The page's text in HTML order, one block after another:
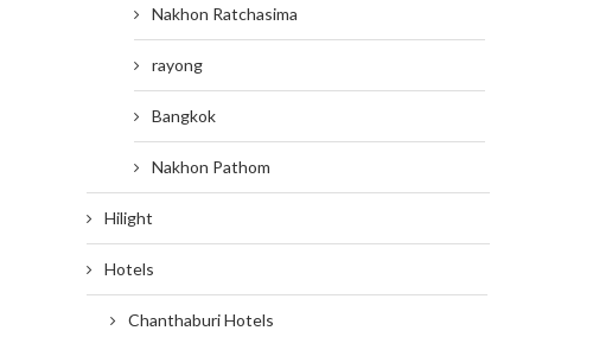
Nakhon Ratchasima
rayong
Bangkok
Nakhon Pathom
Hilight
Hotels
Chanthaburi Hotels